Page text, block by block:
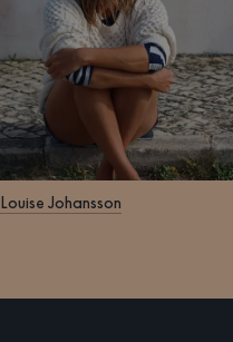
Louise Johansson